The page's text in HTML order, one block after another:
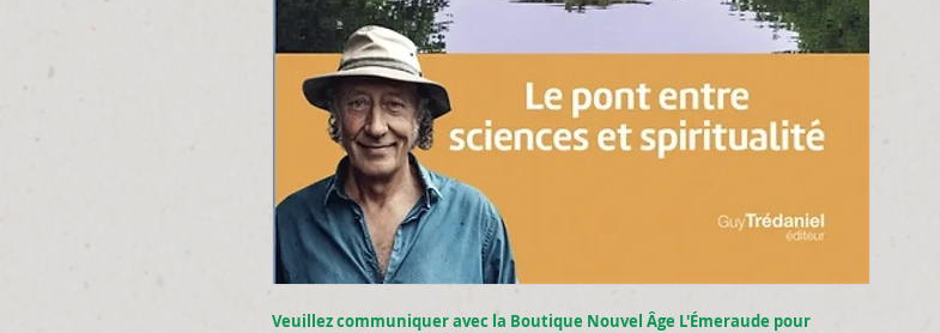
Veuillez communiquer avec la Boutique Nouvel Âge L'Émeraude pour